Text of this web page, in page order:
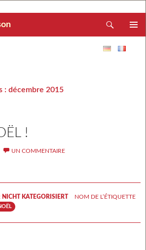
: décembre 2015
!
UN COMMENTAIRE
NICHT KATEGORISIERT NOM DE L’ÉTIQUETTE